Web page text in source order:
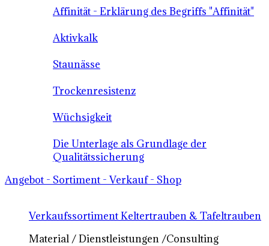
Affinität - Erklärung des Begriffs "Affinität"
Aktivkalk
Staunässe
Trockenresistenz
Wüchsigkeit
Die Unterlage als Grundlage der
Qualitätssicherung
Angebot - Sortiment - Verkauf - Shop
Verkaufssortiment Keltertrauben & Tafeltrauben
Material / Dienstleistungen /Consulting